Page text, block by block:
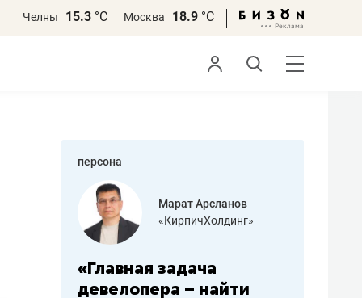
Челны 15.3 °С Москва 18.9 °С
персона
Марат Арсланов
«КирпичХолдинг»
«Главная задача
девелопера – найти